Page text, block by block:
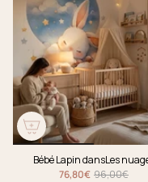
Bébé Lapin dansLes
76,80€ 96,00€